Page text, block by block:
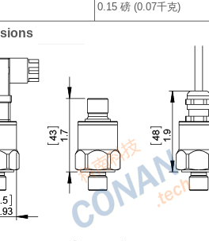
0.15 磅 (0.07千克)